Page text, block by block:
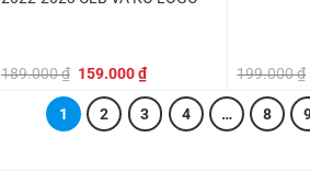
189.000₫ Giá
là:
189.000 ₫.
159.000₫Giá
hiện
tại
là:
159.000 ₫.
199.000₫
1 2 3 4 … 8